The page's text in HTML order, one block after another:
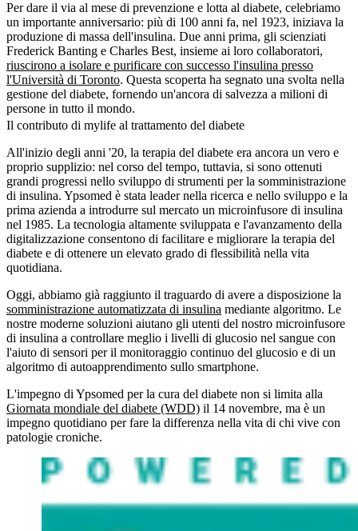
Per dare il via al mese di prevenzione e lotta al diabete, celebriamo
un importante anniversario: più di 100 anni fa, nel 1923, iniziava la
produzione di massa dell'insulina. Due anni prima, gli scienziati
Frederick Banting e Charles Best, insieme ai loro collaboratori,
riuscirono a isolare e purificare con successo l'insulina presso
l'Università di Toronto. Questa scoperta ha segnato una svolta nella
gestione del diabete, fornendo un'ancora di salvezza a milioni di
persone in tutto il mondo.
Il contributo di mylife al trattamento del diabete
All'inizio degli anni '20, la terapia del diabete era ancora un vero e
proprio supplizio: nel corso del tempo, tuttavia, si sono ottenuti
grandi progressi nello sviluppo di strumenti per la somministrazione
di insulina. Ypsomed è stata leader nella ricerca e nello sviluppo e la
prima azienda a introdurre sul mercato un microinfusore di insulina
nel 1985. La tecnologia altamente sviluppata e l'avanzamento della
digitalizzazione consentono di facilitare e migliorare la terapia del
diabete e di ottenere un elevato grado di flessibilità nella vita
quotidiana.
Oggi, abbiamo già raggiunto il traguardo di avere a disposizione la
somministrazione automatizzata di insulina mediante algoritmo. Le
nostre moderne soluzioni aiutano gli utenti del nostro microinfusore
di insulina a controllare meglio i livelli di glucosio nel sangue con
l'aiuto di sensori per il monitoraggio continuo del glucosio e di un
algoritmo di autoapprendimento sullo smartphone.
L'impegno di Ypsomed per la cura del diabete non si limita alla
Giornata mondiale del diabete (WDD) il 14 novembre, ma è un
impegno quotidiano per fare la differenza nella vita di chi vive con
patologie croniche.